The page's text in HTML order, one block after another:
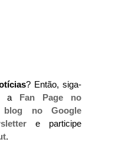
? Então, siga-
a Fan Page no
blog no Google
e participe
.